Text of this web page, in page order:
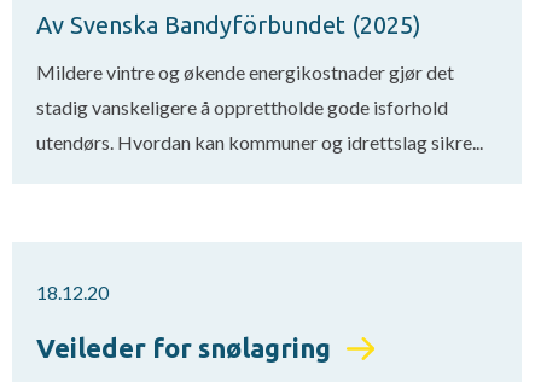
Av Svenska Bandyförbundet (2025)
Mildere vintre og økende energikostnader gjør det
stadig vanskeligere å opprettholde gode isforhold
utendørs. Hvordan kan kommuner og idrettslag sikre...
18.12.20
Veileder for snølagring